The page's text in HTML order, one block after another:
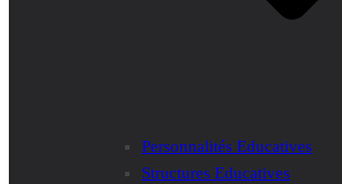
Personnalités Educatives
Structures Educatives